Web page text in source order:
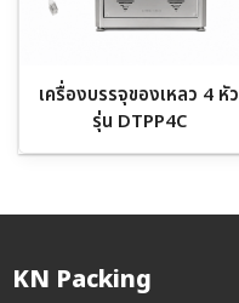
เครื่องบรรจุของเหลว 4 หัว
รุ่น DTPP4C
KN Packing